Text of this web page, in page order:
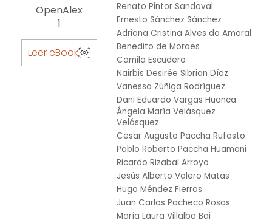
OpenAlex
1
Skip
the
Leer eBook
Renato Pintor Sandoval
Ernesto Sánchez Sánchez
Adriana Cristina Alves do Amaral
Benedito de Moraes
Camila Escudero
Nairbis Desirée Sibrian Díaz
Vanessa Zúñiga Rodríguez
Dani Eduardo Vargas Huanca
Ángela María Velásquez
Velásquez
Cesar Augusto Paccha Rufasto
Pablo Roberto Paccha Huamani
Ricardo Rizabal Arroyo
Jesús Alberto Valero Matas
Hugo Méndez Fierros
Juan Carlos Pacheco Rosas
María Laura Villalba Bai